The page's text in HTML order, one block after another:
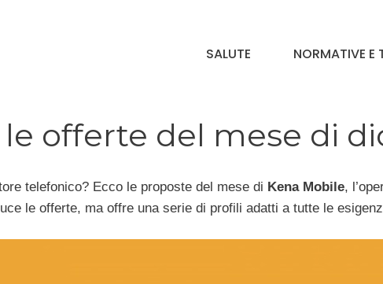
SALUTE NORMATIVE E
le offerte del mese di
telefonico? Ecco le proposte del mese di Kena Mobile,
le offerte, ma offre una serie di profili adatti a tutte le